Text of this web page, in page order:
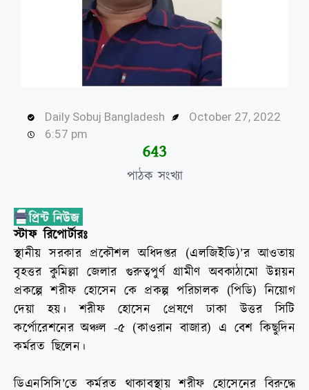
Daily Sobuj Bangladesh
October 27, 2022
6:57 pm
পাঠক সংখ্যা
645
স্টাফ রিপোর্টারঃ
স্থানীয় সরকার প্রকৌশল অধিদপ্তর (এলজিইডি)’র আওতায়
বৃহত্তর কুমিল্লা জেলার গুরুত্বপুর্ণ গ্রামীণ অবকাঠামো উন্নয়ন
প্রকল্পে শরীফ হোসেন কে প্রকল্প পরিচালক (পিডি) নিয়োগ
দেয়া হয়। শরীফ হোসেন প্রেষণে ঢাকা উত্তর সিটি
কর্পোরেশনের অঞ্চল -৫ (কাওরান বাজার) এ বেশ কিছুদিন
কর্মরত ছিলেন।
ডিএনসিসি’তে কর্মরত থাকাবস্থায় শরীফ হোসেনের বিরুদ্ধে